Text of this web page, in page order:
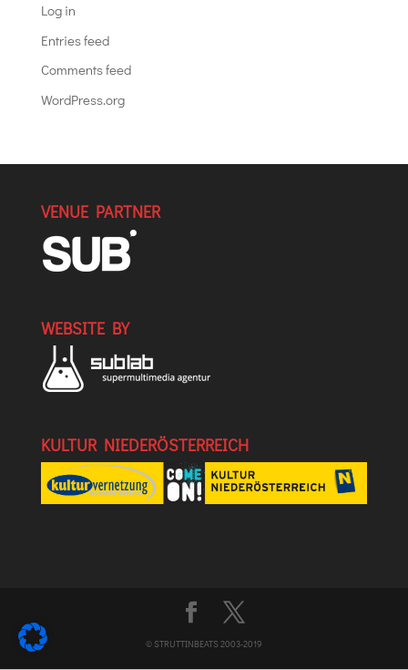
Log in
Entries feed
Comments feed
WordPress.org
VENUE PARTNER
WEBSITE BY
KULTUR NIEDERÖSTERREICH
© STRUTTINBEATS 2003-2019